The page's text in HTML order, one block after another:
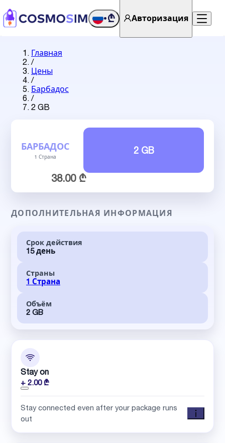
•₾ Авторизация
Главная
/
Цены
/
Барбадос
/
2 GB
БАРБАДОС
1 Страна
2 GB
38.00 ₾
ДОПОЛНИТЕЛЬНАЯ ИНФОРМАЦИЯ
Срок действия
15 день
Страны
1 Страна
Объём
2 GB
Stay on
+ 2.00 ₾
Stay connected even after your package runs
out